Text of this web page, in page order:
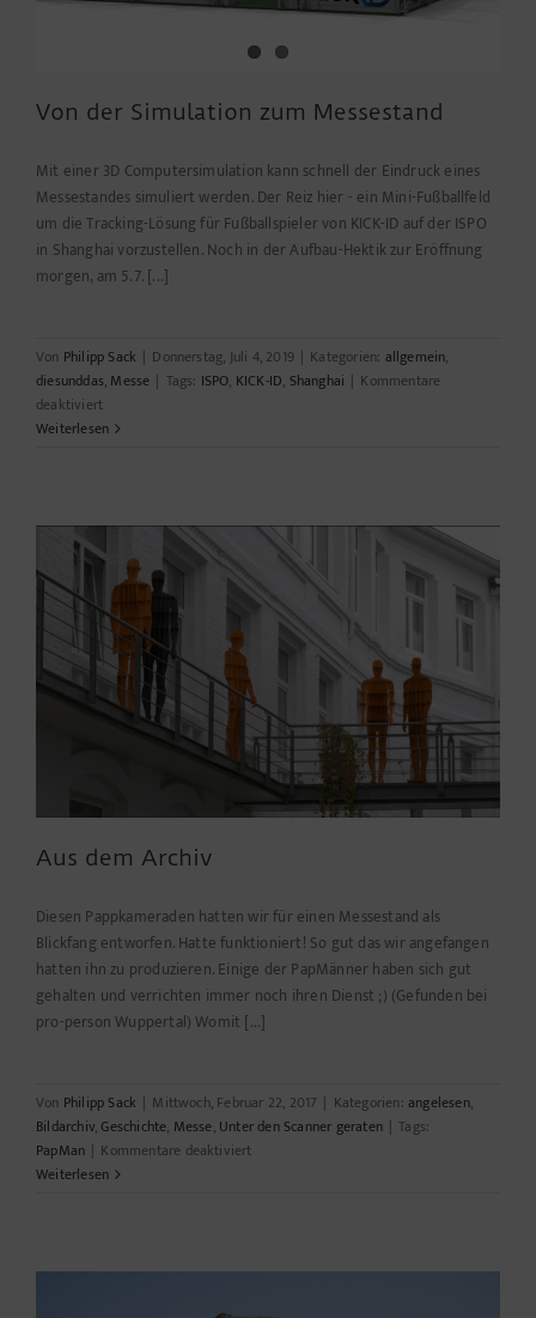
Von der Simulation zum Messestand
Mit einer 3D Computersimulation kann schnell der Eindruck eines
Messestandes simuliert werden. Der Reiz hier - ein Mini-Fußballfeld
um die Tracking-Lösung für Fußballspieler von KICK-ID auf der ISPO
in Shanghai vorzustellen. Noch in der Aufbau-Hektik zur Eröffnung
morgen, am 5.7. [...]
Von Philipp Sack | Donnerstag, Juli 4, 2019 | Kategorien: allgemein,
diesunddas, Messe | Tags: ISPO, KICK-ID, Shanghai | Kommentare
deaktiviertfür
Von
Messestand
Weiterlesen
Aus dem Archiv
Diesen Pappkameraden hatten wir für einen Messestand als
Blickfang entworfen. Hatte funktioniert! So gut das wir angefangen
hatten ihn zu produzieren. Einige der PapMänner haben sich gut
gehalten und verrichten immer noch ihren Dienst ;) (Gefunden bei
pro-person Wuppertal) Womit [...]
Von Philipp Sack | Mittwoch, Februar 22, 2017 | Kategorien: angelesen,
Bildarchiv,Geschichte, Messe, Unter den Scanner geraten | Tags:
PapMan | Kommentare deaktiviertfür
Weiterlesen